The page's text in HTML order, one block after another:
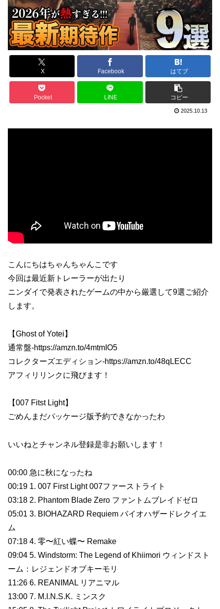
X Facebook はてブ
Pocket LINE コピー
2025.10.13
こんにちはちゃんちゃんこです
今回は最近新トレーラーが出たり
ニンダイで発表されたゲームの中から厳選して9選ご紹介
します。
【Ghost of Yotei】
通常盤-https://amzn.to/4mtmIO5
コレクターズエディション-https://amzn.to/48qLECC
アフィリリンクに飛びます！
【007 Fitst Light】
ごめんまだパッケージ版予約できなかったわ
いいねとチャンネル登録是非お願いします！
00:00 急に秋になったね
00:19 1. 007 First Light 007ファーストライト
03:18 2. Phantom Blade Zero ファントムブレイドゼロ
05:01 3. BIOHAZARD Requiem バイオハザードレクイエ
ム
07:18 4. 零〜紅い蝶〜 Remake
09:04 5. Windstorm: The Legend of Khiimori ウィンドスト
ーム：レジェンドオブキーモリ
11:26 6. REANIMAL リアニマル
13:00 7. M.I.N.S.K. ミンスク